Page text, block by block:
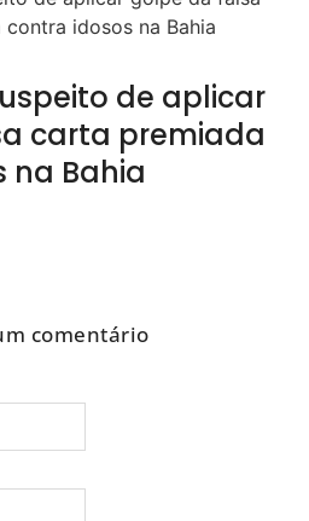
de aplicar
carta premiada
na Bahia
comentário